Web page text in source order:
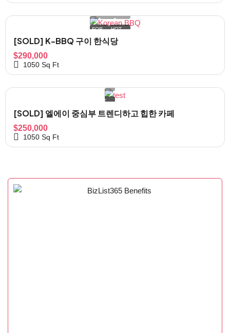
FOR
HOT
[SOLD] K-BBQ 구이 한식당
$290,000
1050 Sq Ft
HOT
[SOLD] 엘에이 중심부 트렌디하고 힙한 카페
$250,000
1050 Sq Ft